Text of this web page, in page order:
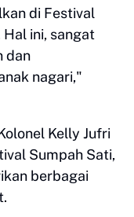
di Festival
ini, sangat
dan
nagari,"
Kelly Jufri
Sumpah Sati,
berbagai